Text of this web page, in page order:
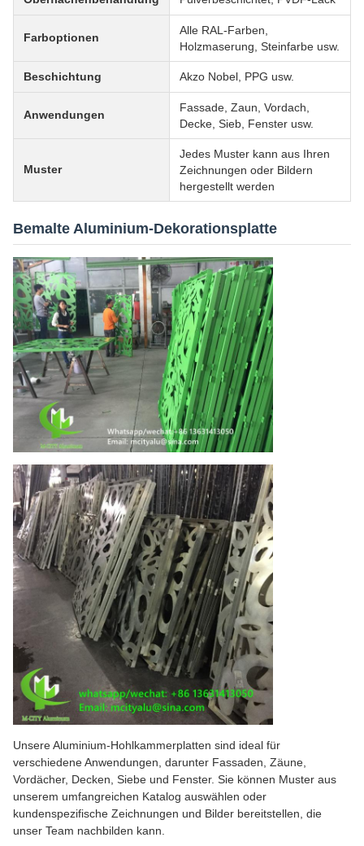
Farboptionen
Alle RAL-Farben,
Holzmaserung, Steinfarbe usw.
Beschichtung Akzo Nobel, PPG usw.
Anwendungen
Fassade, Zaun, Vordach,
Decke, Sieb, Fenster usw.
Muster
Jedes Muster kann aus Ihren
Zeichnungen oder Bildern
hergestellt werden
Bemalte Aluminium-Dekorationsplatte
Unsere Aluminium-Hohlkammerplatten sind ideal für
verschiedene Anwendungen, darunter Fassaden, Zäune,
Vordächer, Decken, Siebe und Fenster. Sie können Muster aus
unserem umfangreichen Katalog auswählen oder
kundenspezifische Zeichnungen und Bilder bereitstellen, die
unser Team nachbilden kann.